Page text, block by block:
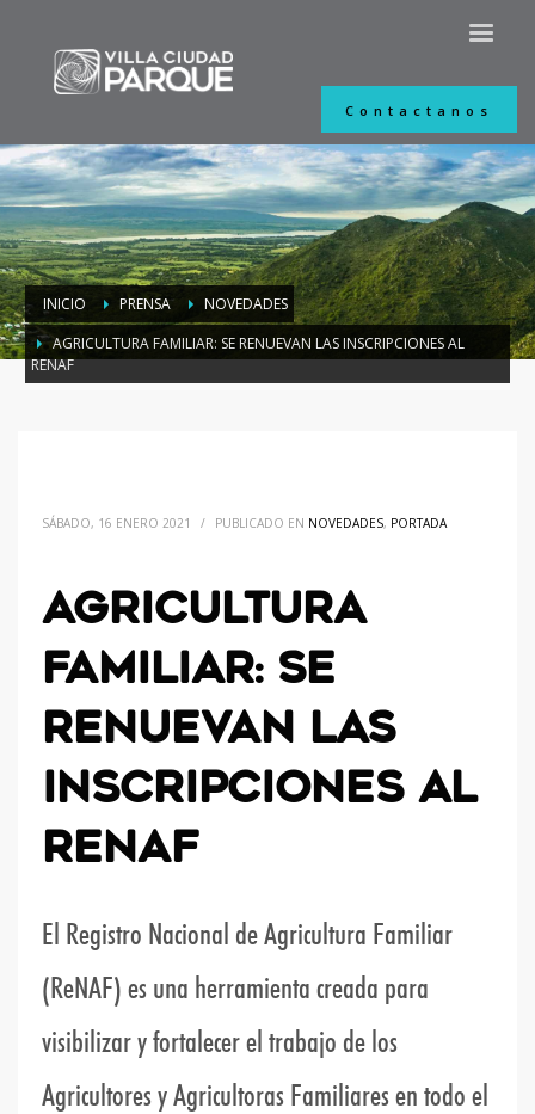
Contactanos
INICIO PRENSA
NOVEDADES
AGRICULTURA FAMILIAR: SE RENUEVAN LAS INSCRIPCIONES AL
RENAF
SÁBADO, 16 ENERO 2021 / PUBLICADO EN NOVEDADES, PORTADA
AGRICULTURA
FAMILIAR: SE
RENUEVAN LAS
INSCRIPCIONES AL
RENAF
El Registro Nacional de Agricultura Familiar
(ReNAF) es una herramienta creada para
visibilizar y fortalecer el trabajo de los
Agricultores y Agricultoras Familiares en todo el